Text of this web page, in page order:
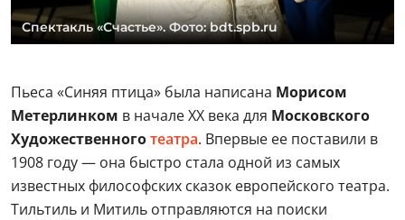
Спектакль «Счастье». Фото: bdt.spb.ru
Пьеса «Синяя птица» была написана Морисом
Метерлинком в начале XX века для Московского
Художественноготеатра. Впервые ее поставили в
1908 году — она быстро стала одной из самых
известных философских сказок европейского театра.
Тильтиль и Митиль отправляются на поиски